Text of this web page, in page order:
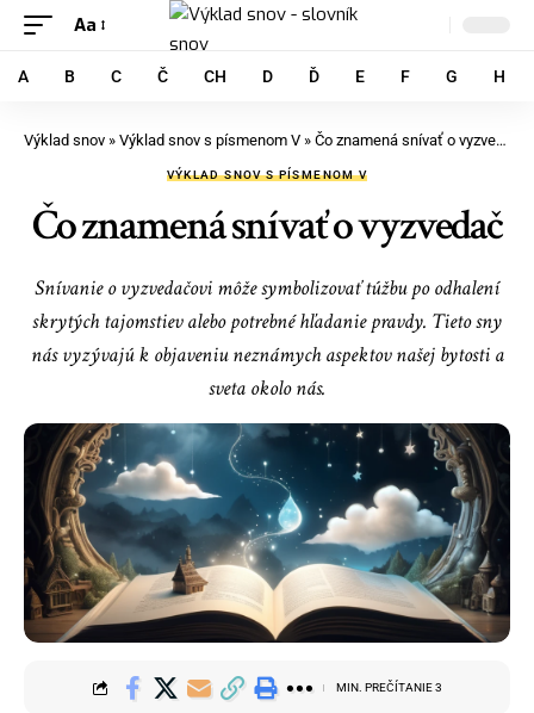
Aa
A B C Č CH D Ď E F G H
Výklad snov » Výklad snov s písmenom V » Čo znamená snívať o vyzvedač
VÝKLAD SNOV S PÍSMENOM V
Čo znamená snívať o vyzvedač
Snívanie o vyzvedačovi môže symbolizovať túžbu po odhalení
skrytých tajomstiev alebo potrebné hľadanie pravdy. Tieto sny
nás vyzývajú k objaveniu neznámych aspektov našej bytosti a
sveta okolo nás.
MIN. PREČÍTANIE 3